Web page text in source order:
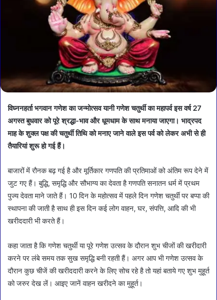
विघ्ननहर्ता भगवान गणेश का जन्मोत्सव यानी गणेश चतुर्थी का महापर्व इस वर्ष 27
अगस्त बुधवार को पूरे श्रद्धा-भाव और धूमधाम के साथ मनाया जाएगा। भाद्रपद
माह के शुक्ल पक्ष की चतुर्थी तिथि को मनाए जाने वाले इस पर्व को लेकर अभी से ही
तैयारियां शुरू हो गई हैं।
बाजारों में रौनक बढ़ गई है और मूर्तिकार गणपति की प्रतिमाओं को अंतिम रूप देने में
जुट गए हैं। बुद्धि, समृद्धि और सौभाग्य का देवता है गणपति सनातन धर्म में प्रथम
पुज्य देवता माने जाते हैं। 10 दिन के महोत्सव में पहले दिन गणेश चतुर्थी पर बप्पा की
स्थापना की जाती है साथ ही इस दिन कई लोग वाहन, घर, संपत्ति, आदि की भी
खरीददारी भी करते हैं।
कहा जाता है कि गणेश चतुर्थी या पूरे गणेश उत्सव के दौरान शुभ चीजों की खरीदारी
करने पर लंबे समय तक सुख समृद्धि बनी रहती हैं। अगर आप भी गणेश उत्सव के
दौरान कुछ चीजें की खरीददारी करने के लिए सोच रहे है तो यहां बताये गए शुभ मुहूर्त
को जरुर देख लें। आइए जानें वाहन खरीदने का मुहूर्त।